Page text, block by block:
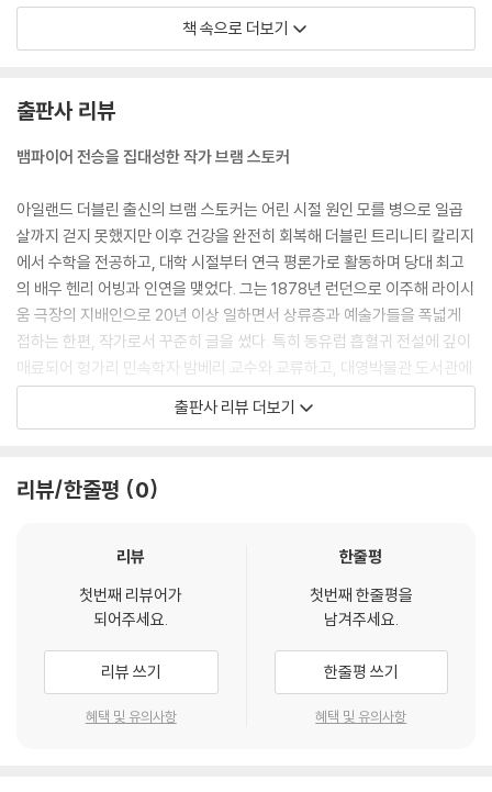
--- p.61 「2권」 중에서
믿기 힘들 정도였다. 그녀의 입술은 붉었고, 정확히 말하자면 그 어느 때보
다 붉었고, 뺨은 은은하게 홍조마저 띠었다. 내가 교수에게 물었다.
“이제 확실히 알겠나?” 내 질문에 대한 답변으로 교수가 말했다. 그러면서
손을 뻗어 시신의 입술을 젖히고는, 루시의 하얀 이를 보여 주었다.
--- p.74 「2권」 중에서
“언데드라니요! 살아 있지 않다면서요! 도대체 무슨 말씀을 하시는 겁니
까? 제가 지금 악몽을 꾸고 있는 겁니까? 그것도 아니면 도대체 지금 이게
뭐죠?”
“세상에는 단지 추측만이 가능한 불가사의한 일이 있소. 세월이 흘러 밝혀
진다 해도 일부만 밝혀질 뿐이지. 우린 지금 어떤 불가사의한 일에 직면해
있소. 아직까지는 아무것도 하지 않았지만. 내가 죽은 루시 양의 머리를 잘
--- p.85 「2권」 중에서
다는 증거도 갖고 있소. 설사 우리가 겪은 그 불행한 경험이 사실이라는 증
거가 없다 하더라도, 과거로부터 내려온 이야기와 기록만으로도 정상인들
에게는 충분한 증거가 될 겁니다. 솔직히 처음엔 나도 회의적이었소. 오랜
세월 동안 열린 마음을 유지하려 하지 않았다면, 그 사실이 ‘봐, 봐! 내가 증
명했잖아!’라고 큰 소리로 내 귀에 외칠 때까지 믿지 못했을 것이오. 지금
알고 있는 것을 처음부터 알았더라면, 아니 짐작만이라도 했더라면, 우리
가 사랑했던 귀중한 사람의 생명을 구할 수 있었을 것이오.
책 속으로 더보기
출판사 리뷰
뱀파이어 전승을 집대성한 작가 브램 스토커
아일랜드 더블린 출신의 브램 스토커는 어린 시절 원인 모를 병으로 일곱
살까지 걷지 못했지만 이후 건강을 완전히 회복해 더블린 트리니티 칼리지
에서 수학을 전공하고, 대학 시절부터 연극 평론가로 활동하며 당대 최고
의 배우 헨리 어빙과 인연을 맺었다. 그는 1878년 런던으로 이주해 라이시
움 극장의 지배인으로 20년 이상 일하면서 상류층과 예술가들을 폭넓게
접하는 한편, 작가로서 꾸준히 글을 썼다. 특히 동유럽 흡혈귀 전설에 깊이
매료되어 헝가리 민속학자 밤베리 교수와 교류하고, 대영박물관 도서관에
서 방대한 자료를 수집하고, 잉글랜드 북동부 항구 도시 휘트비를 답사하
는 등 7년에 걸친 연구 끝에 『드라큘라』를 완성했다. 15세기 왈라키아 공
합해, 스토커는 이후 모든 뱀파이어 신화의 원형이 될 인물을 창조했다.
19세기 말 런던, 고대의 악이 깨어나다
19세기 말 영국, 젊은 변호사 조너선 하커는 업무차 루마니아 국경의 외딴
지역 트란실바니아의 고성으로 향한다. 그곳에서 그를 기다리는 것은 기이
한 분위기의 드라큘라 백작. 하커는 곧 자신이 끔찍한 함정에 빠졌음을 깨
닫는다. 백작은 수백 년을 살아온 불멸의 흡혈귀였으며, 이제 새로운 사냥
터인 런던을 향해 떠날 준비를 하고 있다. 드라큘라가 영국에 상륙하면서
출판사 리뷰 더보기
리뷰/한줄평 0
리뷰
첫번째 리뷰어가
되어주세요.
리뷰 쓰기
혜택 및 유의사항
한줄평
첫번째 한줄평을
남겨주세요.
한줄평 쓰기
혜택 및 유의사항